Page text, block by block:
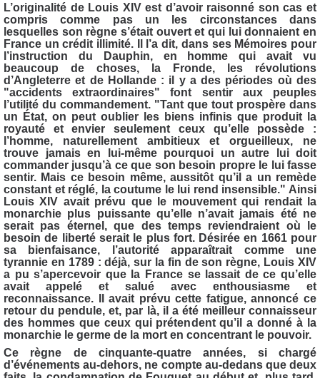
L’originalité de Louis XIV est d’avoir raisonné son cas et
compris comme pas un les circonstances dans
lesquelles son règne s’était ouvert et qui lui donnaient en
France un crédit illimité. Il l’a dit, dans ses Mémoires pour
l’instruction du Dauphin, en homme qui avait vu
beaucoup de choses, la Fronde, les révolutions
d’Angleterre et de Hollande : il y a des périodes où des
"accidents extraordinaires" font sentir aux peuples
l’utilité du commandement. "Tant que tout prospère dans
un État, on peut oublier les biens infinis que produit la
royauté et envier seulement ceux qu’elle possède :
l’homme, naturellement ambitieux et orgueilleux, ne
trouve jamais en lui-même pourquoi un autre lui doit
commander jusqu’à ce que son besoin propre le lui fasse
sentir. Mais ce besoin même, aussitôt qu’il a un remède
constant et réglé, la coutume le lui rend insensible." Ainsi
Louis XIV avait prévu que le mouvement qui rendait la
monarchie plus puissante qu’elle n’avait jamais été ne
serait pas éternel, que des temps reviendraient où le
besoin de liberté serait le plus fort. Désirée en 1661 pour
sa bienfaisance, l’autorité apparaîtrait comme une
tyrannie en 1789 : déjà, sur la fin de son règne, Louis XIV
a pu s’apercevoir que la France se lassait de ce qu’elle
avait appelé et salué avec enthousiasme et
reconnaissance. Il avait prévu cette fatigue, annoncé ce
retour du pendule, et, par là, il a été meilleur connaisseur
des hommes que ceux qui prétendent qu’il a donné à la
monarchie le germe de la mort en concentrant le pouvoir.
Ce règne de cinquante-quatre années, si chargé
d’événements au-dehors, ne compte au-dedans que deux